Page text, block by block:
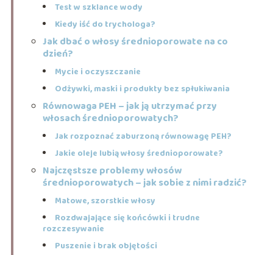
Test w szklance wody
Kiedy iść do trychologa?
Jak dbać o włosy średnioporowate na co
dzień?
Mycie i oczyszczanie
Odżywki, maski i produkty bez spłukiwania
Równowaga PEH – jak ją utrzymać przy
włosach średnioporowatych?
Jak rozpoznać zaburzoną równowagę PEH?
Jakie oleje lubią włosy średnioporowate?
Najczęstsze problemy włosów
średnioporowatych – jak sobie z nimi radzić?
Matowe, szorstkie włosy
Rozdwajające się końcówki i trudne
rozczesywanie
Puszenie i brak objętości